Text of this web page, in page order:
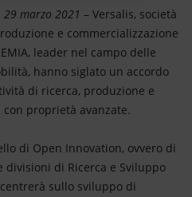
29 marzo 2021 – Versalis, società
e commercializzazione
leader nel campo delle
hanno siglato un accordo
di ricerca, produzione e
proprietà avanzate.
di Open Innovation, ovvero di
di Ricerca e Sviluppo
sullo sviluppo di